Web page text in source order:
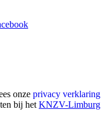
onze privacy verklaring
bij het KNZV-Limburg